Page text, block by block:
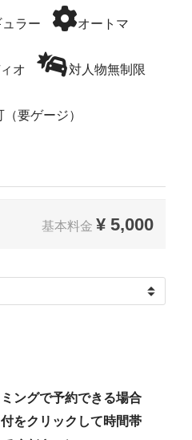
ラー オートマ
オ 対人物無制限
要ゲージ）
基本料金 ¥ 5,000
ングで予約できる場合
をクリックして時間帯